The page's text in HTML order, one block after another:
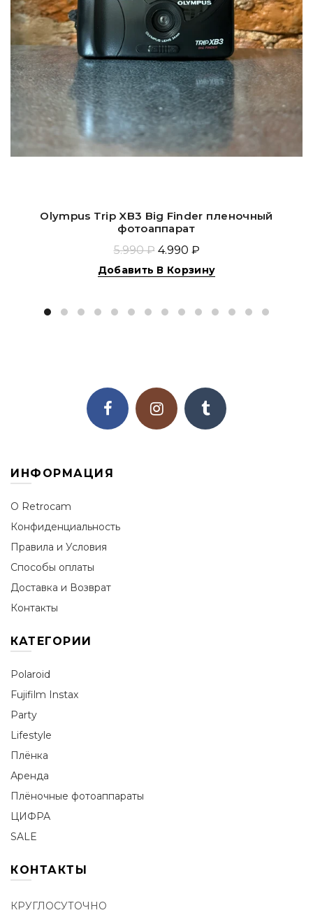
Olympus Trip XB3 Big Finder пленочный
фотоаппарат
5.990 ₽ 4.990 ₽
Добавить В Корзину
ИНФОРМАЦИЯ
О Retrocam
Конфиденциальность
Правила и Условия
Способы оплаты
Доставка и Возврат
Контакты
КАТЕГОРИИ
Polaroid
Fujifilm Instax
Party
Lifestyle
Плёнка
Аренда
Плёночные фотоаппараты
ЦИФРА
SALE
КОНТАКТЫ
КРУГЛОСУТОЧНО